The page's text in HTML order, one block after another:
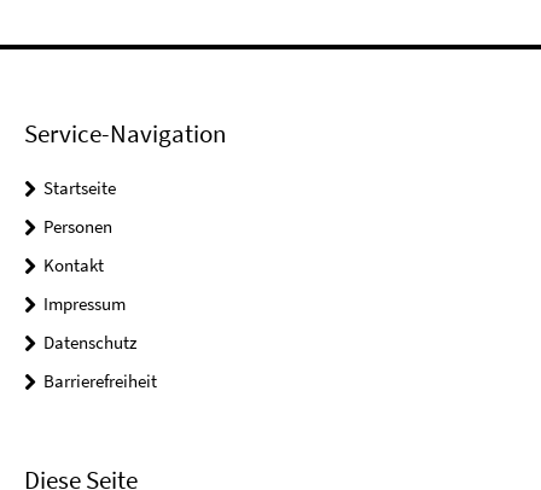
Service-Navigation
Startseite
Personen
Kontakt
Impressum
Datenschutz
Barrierefreiheit
Diese Seite